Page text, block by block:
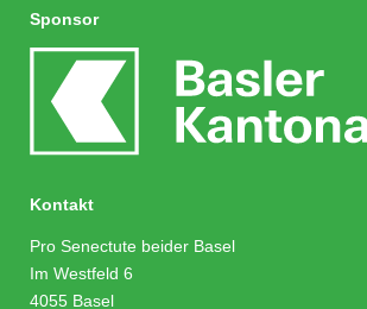
Sponsor
Kontakt
Pro Senectute beider Basel
Im Westfeld 6
4055 Basel